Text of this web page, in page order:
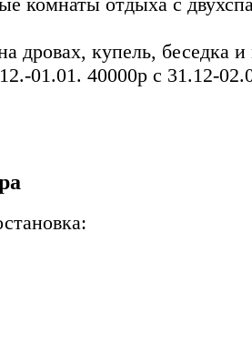
дровах, купель, беседка и
01.01. 40000р с 31.12-